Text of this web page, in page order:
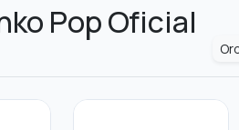
Pop Oficial